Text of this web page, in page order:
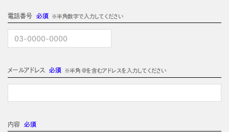
電話番号必須 ※半角数字で入力してください
メールアドレス 必須 ※半角 @を含むアドレスを入力してください
内容 必須